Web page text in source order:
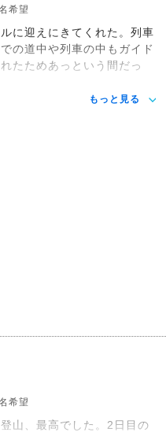
希望
に迎えにきてくれた。列車
の道中や列車の中もガイド
たためあっという間だっ
もっと見る
希望
山、最高でした。2日目の